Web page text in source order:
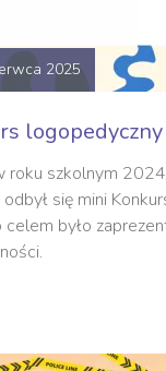
2025
logopedyczny
roku szkolnym
się mini
było